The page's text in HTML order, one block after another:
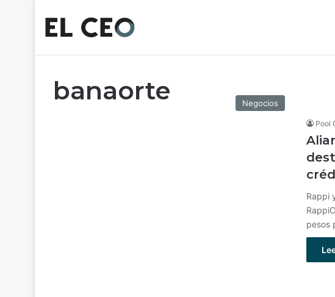
banaorte Negocios
Pool
Rappi
pesos